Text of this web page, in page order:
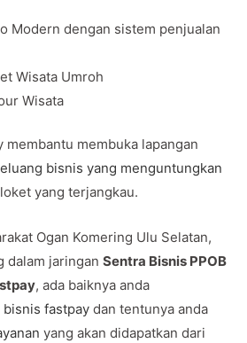
Modern dengan sistem penjualan
Wisata Umroh
Wisata
membantu membuka lapangan
bisnis yang menguntungkan
yang terjangkau.
Ogan Komering Ulu Selatan,
dalam jaringan Sentra Bisnis PPOB
, ada baiknya anda
bisnis fastpay dan tentunya anda
yang akan didapatkan dari